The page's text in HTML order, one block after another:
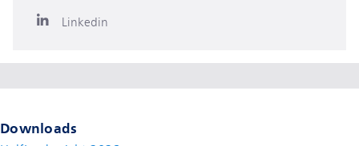
Linkedin
Downloads